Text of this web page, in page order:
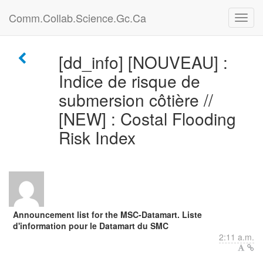
Comm.Collab.Science.Gc.Ca
[dd_info] [NOUVEAU] :
Indice de risque de
submersion côtière //
[NEW] : Costal Flooding
Risk Index
Announcement list for the MSC-Datamart. Liste
d'information pour le Datamart du SMC
2:11 a.m.